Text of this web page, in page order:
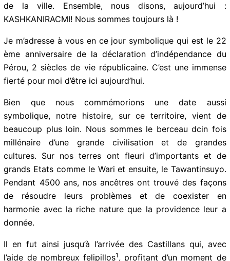
migrants et toutes les minorités démunies des champs
KASHKANIRACMI! Nous sommes toujours là !
Je m’adresse à vous en ce jour symbolique qui est le
22 ème anniversaire de la déclaration d’indépendance
immense fierté pour moi d’être ici aujourd’hui.
Bien que nous commémorions une date aussi
symbolique, notre histoire, sur ce territoire, vient de
beaucoup plus loin. Nous sommes le berceau dcin fois
millénaire d’une grande civilisation et de grandes
cultures. Sur nos terres ont fleuri d’importants et de
grands Etats comme le Wari et ensuite, le
Tawantinsuyo. Pendant 4500 ans, nos ancêtres ont
trouvé des façons de résoudre leurs problèmes et de
providence leur a donnée.